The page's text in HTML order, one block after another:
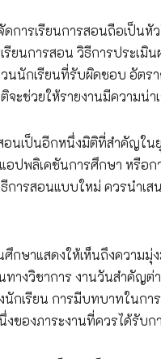
การเรียนการสอนถือเป็นหั
รียนการสอน วิธีการประเ
นักเรียนที่รับผิดชอบ อัตร
จะช่วยให้รายงานมีความน่
นเป็นอีกหนึ่งมิติที่สำคัญใน
อปพลิเคชันการศึกษา หรือ
ารสอนแบบใหม่ ควรนำเ
กษาแสดงให้เห็นถึงความ
ทางวิชาการ งานวันสำคัญ
กเรียน การมีบทบาทในก
ของภาระงานที่ควรได้รับก